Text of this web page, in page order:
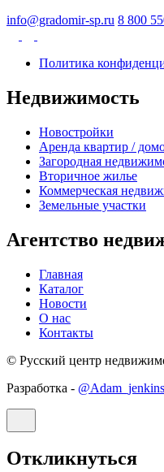
info@gradomir-sp.ru 8 800
Политика
Недвижимость
Новостройки
Аренда квартир /
Загородная
Вторичное жилье
Коммерческая
Земельные участки
Агентство
Главная
Каталог
Новости
О нас
Контакты
© Русский центр
Разработка - @Adam_jenkins
Откликнуться